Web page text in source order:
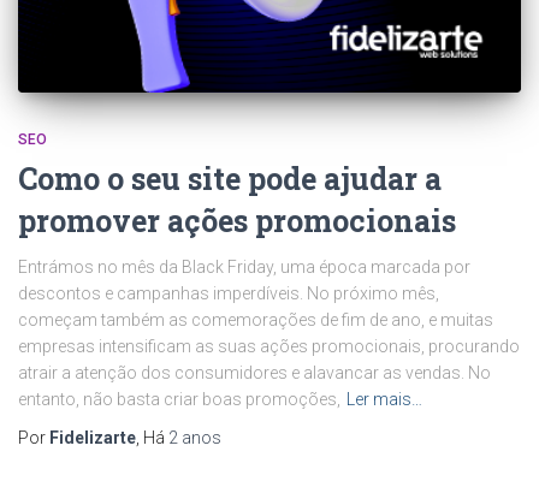
SEO
Como o seu site pode ajudar a
promover ações promocionais
Entrámos no mês da Black Friday, uma época marcada por
descontos e campanhas imperdíveis. No próximo mês,
começam também as comemorações de fim de ano, e muitas
empresas intensificam as suas ações promocionais, procurando
atrair a atenção dos consumidores e alavancar as vendas. No
entanto, não basta criar boas promoções,
Ler mais…
Por Fidelizarte , Há 2 anos